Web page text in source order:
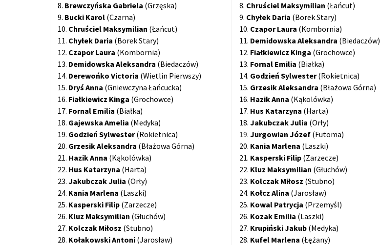
8. Brewczyńska Gabriela (Grzęska)
9. Bucki Karol (Czarna)
10. Chruściel Maksymilian (Łańcut)
11. Chyłek Daria (Borek Stary)
12. Czapor Laura (Kombornia)
13. Demidowska Aleksandra (Biedaczów)
14. Derewońko Victoria (Wietlin Pierwszy)
15. Dryś Anna (Gniewczyna Łańcucka)
16. Fiałkiewicz Kinga (Grochowce)
17. Fornal Emilia (Białka)
18. Gajewska Amelia (Medyka)
19. Godzień Sylwester(Rokietnica)
20. Grzesik Aleksandra (Błażowa Górna)
21. Hazik Anna (Kąkolówka)
22. Hus Katarzyna (Harta)
23. Jakubczak Julia (Orły)
24. Kania Marlena (Laszki)
25. Kasperski Filip (Zarzecze)
26. Kluz Maksymilian (Głuchów)
27. Kolczak Miłosz (Stubno)
28. Kołakowski Antoni (Jarosław)
8. Chruściel Maksymilian (Łańcut)
9. Chyłek Daria (Borek Stary)
10. Czapor Laura (Kombornia)
11. Demidowska Aleksandra (Biedaczów)
12. Fiałkiewicz Kinga (Grochowce)
13. Fornal Emilia (Białka)
14. Godzień Sylwester(Rokietnica)
15. Grzesik Aleksandra (Błażowa Górna)
16. Hazik Anna (Kąkolówka)
17. Hus Katarzyna (Harta)
18. Jakubczak Julia (Orły)
19. Jurgowian Józef (Futoma)
20. Kania Marlena (Laszki)
21. Kasperski Filip (Zarzecze)
22. Kluz Maksymilian (Głuchów)
23. Kolczak Miłosz (Stubno)
24. Kołcz Alina (Jarosław)
25. Kowal Patrycja (Przemyśl)
26. Kozak Emilia (Laszki)
27. Krupiński Jakub (Medyka)
28. Kufel Marlena (Łężany)